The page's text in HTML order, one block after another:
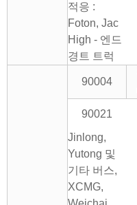
적응 :
Foton, Jac
High - 엔드
경트 트럭
90004
90021
Jinlong,
Yutong 및
기타 버스,
XCMG,